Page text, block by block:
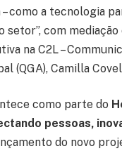
como a tecnologia
setor”, com mediação
na C2L –
(QGA), Camilla
como parte do
pessoas,
do novo